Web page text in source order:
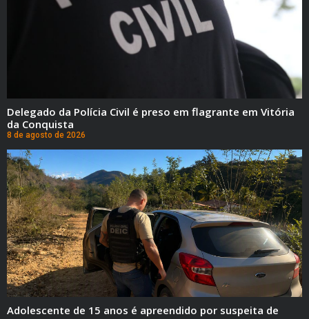
Delegado da Polícia Civil é preso em flagrante em Vitória
da Conquista
8 de agosto de 2026
Adolescente de 15 anos é apreendido por suspeita de